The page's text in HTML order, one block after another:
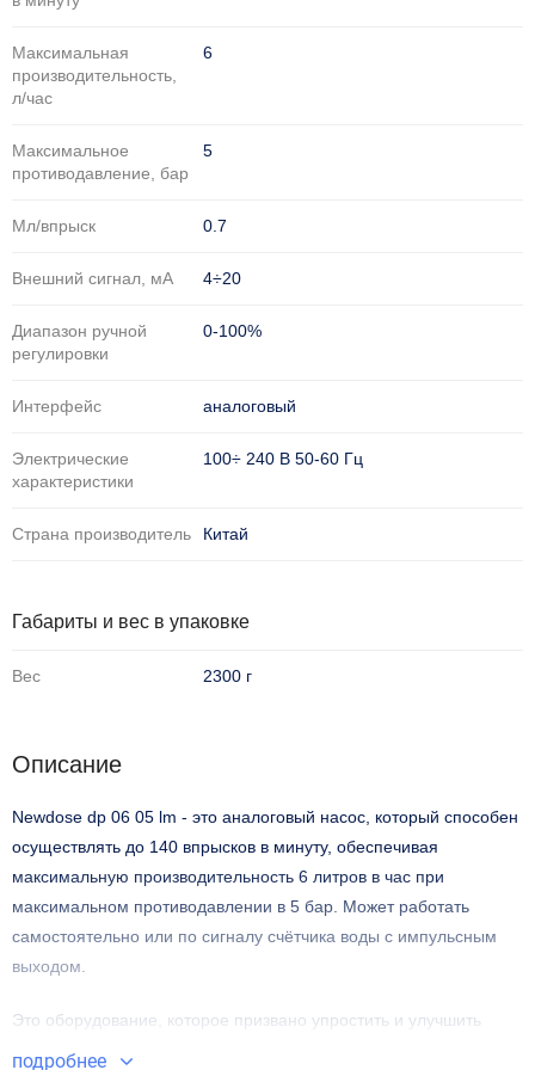
Максимальная
производительность,
л/час
6
Максимальное
противодавление, бар
5
Мл/впрыск 0.7
Внешний сигнал, мА 4÷20
Диапазон ручной
регулировки
0-100%
Интерфейс аналоговый
Электрические
характеристики
100÷ 240 В 50-60 Гц
Страна производитель Китай
Габариты и вес в упаковке
Вес 2300 г
Описание
Newdose dp 06 05 lm - это аналоговый насос, который способен
осуществлять до 140 впрысков в минуту, обеспечивая
максимальную производительность 6 литров в час при
максимальном противодавлении в 5 бар. Может работать
самостоятельно или по сигналу счётчика воды с импульсным
выходом.
Это оборудование, которое призвано упростить и улучшить
процесс дозирования жидкостей в самых разных отраслях
подробнее